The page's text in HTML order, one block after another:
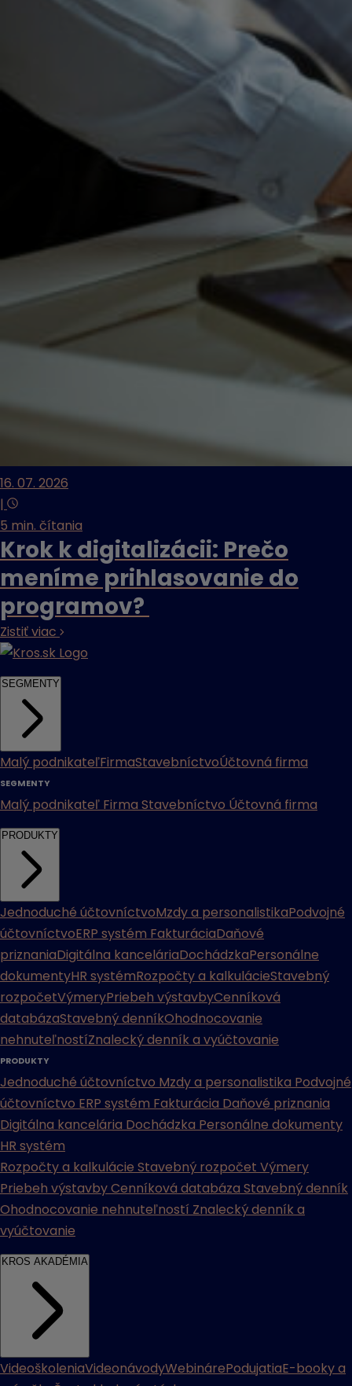
16. 07. 2026
|
5 min. čítania
Krok k digitalizácii: Prečo
meníme prihlasovanie do
programov?
Zistiť viac
SEGMENTY
Malý podnikateľFirmaStavebníctvoÚčtovná firma
SEGMENTY
Malý podnikateľ Firma Stavebníctvo Účtovná firma
PRODUKTY
Jednoduché účtovníctvoMzdy a personalistikaPodvojné
účtovníctvoERP systém FakturáciaDaňové
priznaniaDigitálna kanceláriaDochádzkaPersonálne
dokumentyHR systémRozpočty a kalkulácieStavebný
rozpočetVýmeryPriebeh výstavbyCenníková
databázaStavebný denníkOhodnocovanie
nehnuteľnostíZnalecký denník a vyúčtovanie
PRODUKTY
Jednoduché účtovníctvo Mzdy a personalistika Podvojné
účtovníctvo ERP systém Fakturácia Daňové priznania
Digitálna kancelária Dochádzka Personálne dokumenty
HR systém
Rozpočty a kalkulácie Stavebný rozpočet Výmery
Priebeh výstavbyCenníková databáza Stavebný denník
Ohodnocovanie nehnuteľností Znalecký denník a
vyúčtovanie
KROS AKADÉMIA
VideoškoleniaVideonávodyWebinárePodujatiaE-booky a